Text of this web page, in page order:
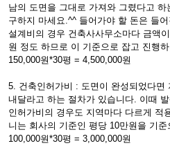
남의 도면을 그대로 가져와 그렸다고
구하지 마세요.^^ 들어가야 할 돈은 들
설계비의 경우 건축사사무소마다 금액
원 정도 하므로 이 기준으로 잡고 진행
150,000원*30평 = 4,500,000원
5. 건축인허가비 : 도면이 완성되었다면
내달라고 하는 절차가 있습니다. 이때
인허가비의 경우도 지역마다 다르게 적
니는 회사의 기준인 평당 10만원을 기
100,000원*30평 = 3,000,000원